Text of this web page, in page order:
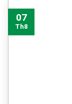
07
Th8